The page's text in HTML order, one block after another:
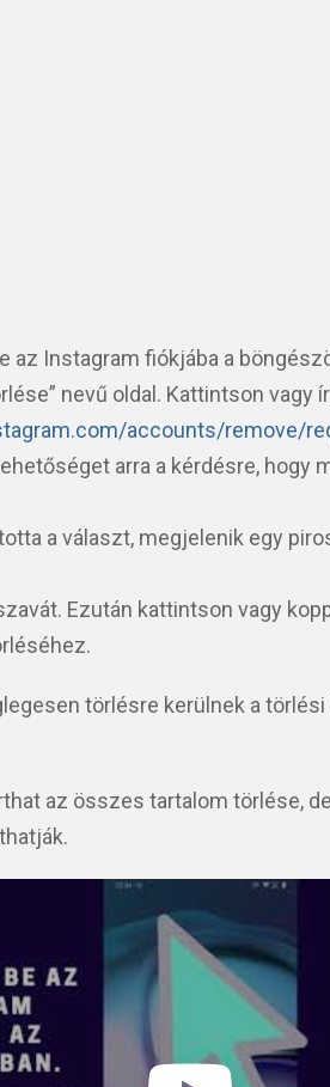
az Instagram fiókjába a
nevű oldal. Kattintson vagy
accounts/remove/
arra a kérdésre, hogy
a választ, megjelenik egy
Ezután kattintson vagy
törlésre kerülnek a
az összes tartalom törlése,